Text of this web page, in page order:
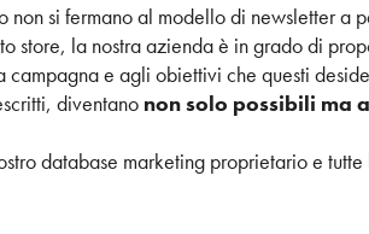
si fermano al modello di newsletter a
store, la nostra azienda è in grado di
e agli obiettivi che questi
diventano non solo possibili ma
database marketing proprietario e